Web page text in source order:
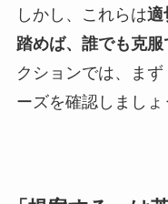
しかし、これらは適
踏めば、誰でも克服
クションでは、ま
ーズを確認しましょ